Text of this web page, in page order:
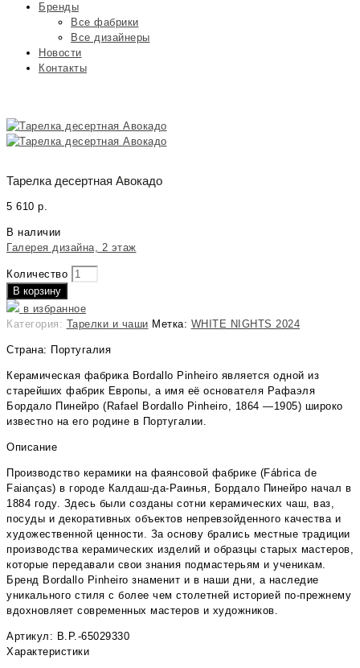
Бренды
Все фабрики
Все дизайнеры
Новости
Контакты
Тарелка десертная Авокадо
5 610 р.
В наличии
Галерея дизайна, 2 этаж
Количество
В корзину
в избранное
Категория: Тарелки и чаши Метка: WHITE NIGHTS 2024
Страна: Португалия
Керамическая фабрика Bordallo Pinheiro является одной из
старейших фабрик Европы, а имя её основателя Рафаэля
Бордало Пинейро (Rafael Bordallo Pinheiro, 1864 —1905) широко
известно на его родине в Португалии.
Описание
Производство керамики на фаянсовой фабрике (Fábrica de
Faianças) в городе Калдаш-да-Раинья, Бордало Пинейро начал в
1884 году. Здесь были созданы сотни керамических чаш, ваз,
посуды и декоративных объектов непревзойденного качества и
художественной ценности. За основу брались местные традиции
производства керамических изделий и образцы старых мастеров,
которые передавали свои знания подмастерьям и ученикам.
Бренд Bordallo Pinheiro знаменит и в наши дни, а наследие
уникального стиля с более чем столетней историей по-прежнему
вдохновляет современных мастеров и художников.
Артикул: B.P.-65029330
Характеристики